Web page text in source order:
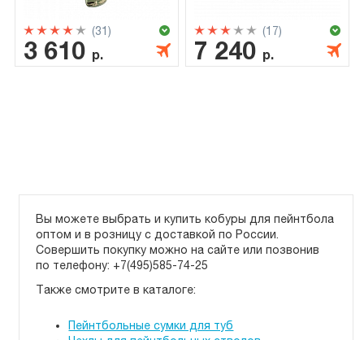
(31)
3 610 р.
(17)
7 240 р.
Вы можете выбрать и купить кобуры для пейнтбола
оптом и в розницу с доставкой по России.
Cовершить покупку можно на сайте или позвонив
по телефону: +7(495)585-74-25
Также смотрите в каталоге:
Пейнтбольные сумки для туб